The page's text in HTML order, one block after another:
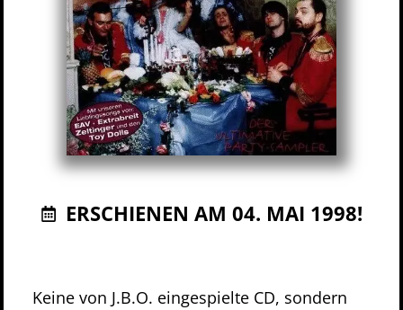
ERSCHIENEN AM 04. MAI 1998!
Keine von J.B.O. eingespielte CD, sondern